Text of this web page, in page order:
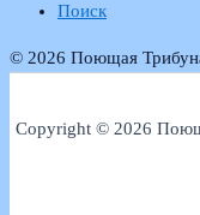
Поиск
© 2026 Поющая
Copyright © 2026